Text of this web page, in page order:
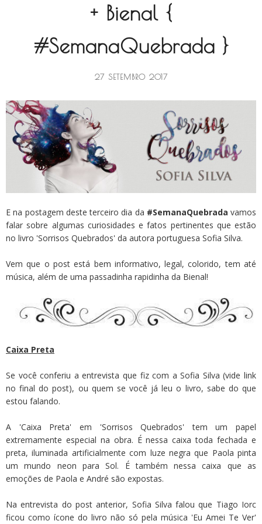
+ Bienal {
#SemanaQuebrada }
27 SETEMBRO 2017
E na postagem deste terceiro dia da #SemanaQuebrada vamos
falar sobre algumas curiosidades e fatos pertinentes que estão
no livro 'Sorrisos Quebrados' da autora portuguesa Sofia Silva.
Vem que o post está bem informativo, legal, colorido, tem até
música, além de uma passadinha rapidinha da Bienal!
Caixa Preta
Se você conferiu a entrevista que fiz com a Sofia Silva (vide link
no final do post), ou quem se você já leu o livro, sabe do que
estou falando.
A 'Caixa Preta' em 'Sorrisos Quebrados' tem um papel
extremamente especial na obra. É nessa caixa toda fechada e
preta, iluminada artificialmente com luze negra que Paola pinta
um mundo neon para Sol. É também nessa caixa que as
emoções de Paola e André são expostas.
Na entrevista do post anterior, Sofia Silva falou que Tiago Iorc
ficou como ícone do livro não só pela música 'Eu Amei Te Ver'